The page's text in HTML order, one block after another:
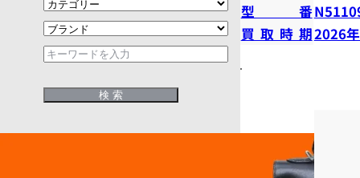
型番
買取時期2026